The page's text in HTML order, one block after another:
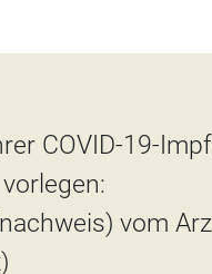
COVID-19-
vom